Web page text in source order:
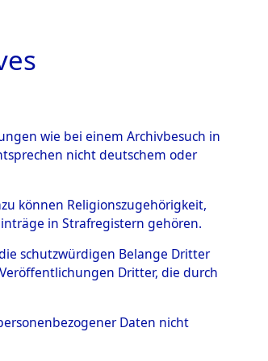
Organe nach
der
→0002
wie bei einem Archivbesuch in
nicht deutschem oder
können Religionszugehörigkeit,
in Strafregistern gehören.
schutzwürdigen Belange Dritter
Dritter, die durch
Daten nicht